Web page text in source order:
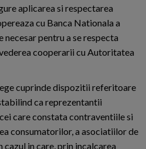
aplicarea si respectarea
cu Banca Nationala a
necesar pentru a se respecta
cooperarii cu Autoritatea
cuprinde dispozitii referitoare
ca reprezentantii
care constata contraventiile si
consumatorilor, a asociatiilor de
in care, prin incalcarea